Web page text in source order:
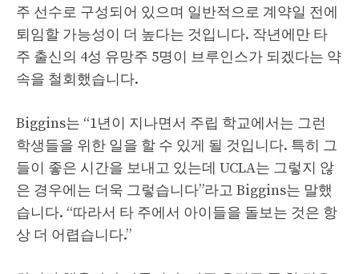
주 선수로 구성되어 있으며 일반적으로 계약일 전에
퇴임할 가능성이 더 높다는 것입니다. 작년에만 타
주 출신의 4성 유망주 5명이 브루인스가 되겠다는 약
속을 철회했습니다.
Biggins는 “1년이 지나면서 주립 학교에서는 그런
학생들을 위한 일을 할 수 있게 될 것입니다. 특히 그
들이 좋은 시간을 보내고 있는데 UCLA는 그렇지 않
은 경우에는 더욱 그렇습니다”라고 Biggins는 말했
습니다. “따라서 타 주에서 아이들을 돌보는 것은 항
상 더 어렵습니다.”